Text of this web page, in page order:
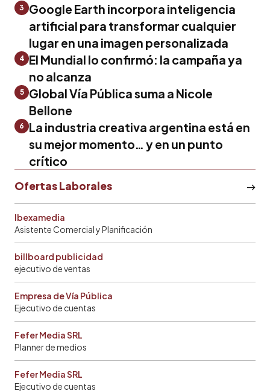
3
Google Earth incorpora inteligencia
artificial para transformar cualquier
lugar en una imagen personalizada
4 El Mundial lo confirmó: la campaña ya
no alcanza
5
Global Vía Pública suma a Nicole
Bellone
6
La industria creativa argentina está en
su mejor momento… y en un punto
crítico
Ofertas Laborales
Ibexamedia
Asistente Comercial y Planificación
billboard publicidad
ejecutivo de ventas
Empresa de Vía Pública
Ejecutivo de cuentas
Fefer Media SRL
Planner de medios
Fefer Media SRL
Ejecutivo de cuentas